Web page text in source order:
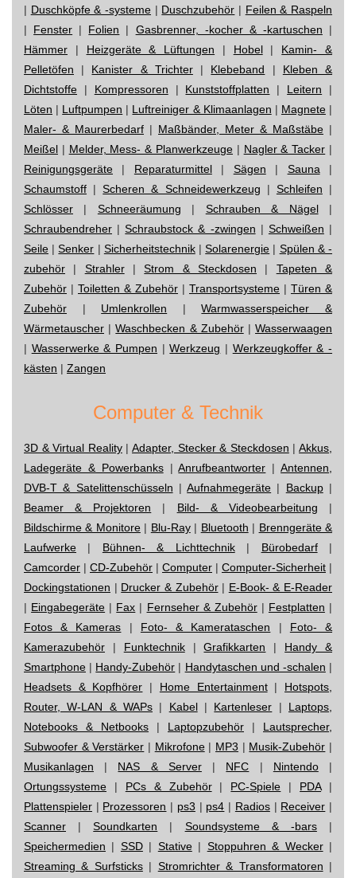
| Duschköpfe & -systeme | Duschzubehör | Feilen & Raspeln
| Fenster | Folien | Gasbrenner, -kocher & -kartuschen |
Hämmer | Heizgeräte & Lüftungen | Hobel| Kamin- &
Pelletöfen | Kanister & Trichter| Klebeband | Kleben &
Dichtstoffe | Kompressoren | Kunststoffplatten | Leitern |
Löten | Luftpumpen | Luftreiniger & Klimaanlagen | Magnete|
Maler- & Maurerbedarf | Maßbänder, Meter & Maßstäbe |
Meißel | Melder, Mess- & Planwerkzeuge | Nagler & Tacker |
Reinigungsgeräte | Reparaturmittel| Sägen | Sauna |
Schaumstoff |Scheren & Schneidewerkzeug | Schleifen |
Schlösser | Schneeräumung | Schrauben & Nägel|
Schraubendreher |Schraubstock & -zwingen | Schweißen |
Seile |Senker | Sicherheitstechnik|Solarenergie | Spülen & -
zubehör | Strahler|Strom & Steckdosen | Tapeten &
Zubehör | Toiletten & Zubehör | Transportsysteme | Türen &
Zubehör | Umlenkrollen |Warmwasserspeicher &
Wärmetauscher |Waschbecken & Zubehör|Wasserwaagen
| Wasserwerke & Pumpen |Werkzeug | Werkzeugkoffer & -
kästen | Zangen
Computer & Technik
3D & Virtual Reality|Adapter, Stecker & Steckdosen |Akkus,
Ladegeräte & Powerbanks|Anrufbeantworter |Antennen,
DVB-T & Satelittenschüsseln |Aufnahmegeräte | Backup|
Beamer & Projektoren | Bild- & Videobearbeitung |
Bildschirme & Monitore| Blu-Ray| Bluetooth | Brenngeräte &
Laufwerke | Bühnen- & Lichttechnik| Bürobedarf|
Camcorder | CD-Zubehör | Computer | Computer-Sicherheit |
Dockingstationen | Drucker & Zubehör| E-Book- & E-Reader
| Eingabegeräte | Fax | Fernseher & Zubehör| Festplatten |
Fotos & Kameras | Foto- & Kamerataschen | Foto- &
Kamerazubehör | Funktechnik|Grafikkarten | Handy &
Smartphone | Handy-Zubehör | Handytaschen und -schalen |
Headsets & Kopfhörer | Home Entertainment| Hotspots,
Router, W-LAN & WAPs | Kabel| Kartenleser | Laptops,
Notebooks & Netbooks | Laptopzubehör | Lautsprecher,
Subwoofer & Verstärker | Mikrofone| MP3 | Musik-Zubehör |
Musikanlagen | NAS & Server| NFC | Nintendo|
Ortungssysteme | PCs & Zubehör| PC-Spiele | PDA|
Plattenspieler | Prozessoren | ps3 | ps4 | Radios| Receiver |
Scanner |Soundkarten | Soundsysteme & -bars|
Speichermedien | SSD| Stative| Stoppuhren & Wecker|
Streaming & Surfsticks| Stromrichter & Transformatoren |